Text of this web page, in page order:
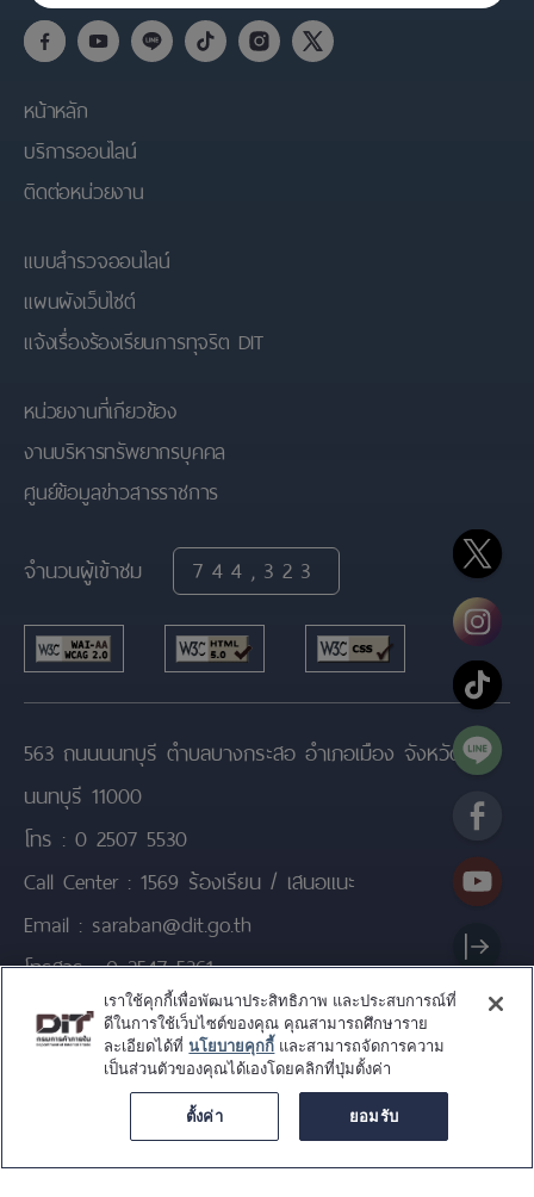
หน้าหลัก
บริการออนไลน์
ติดต่อหน่วยงาน
แบบสำรวจออนไลน์
แผนผังเว็บไซต์
แจ้งเรื่องร้องเรียนการทุจริต DIT
หน่วยงานที่เกียวข้อง
งานบริหารทรัพยากรบุคคล
ศูนย์ข้อมูลข่าวสารราชการ
จำนวนผู้เข้าชม 744,323
563 ถนนนนทบุรี ตำบลบางกระสอ อำเภอเมือง จังหวัด
นนทบุรี 11000
โทร : 0 2507 5530
Call Center : 1569 ร้องเรียน / เสนอแนะ
Email : saraban@dit.go.th
โทรสาร :0 2547 5361
สงวนลิขสิทธิ์ © 2025 กรมการค้าภายใน
เงื่อนไขการใช้งานเว็บไซต์ นโยบายเว็บไซต์
นโยบายการคุ้มครองข้อมูลส่วนบุคคล
นโยบายการรักษาความมั่นคงปลอดภัยของเว็บไซต์
เราใช้คุกกี้เพื่อพัฒนาประสิทธิภาพ และประสบการณ์ที่
ดีในการใช้เว็บไซต์ของคุณ คุณสามารถศึกษาราย
ละเอียดได้ที่นโยบายคุกกี้ และสามารถจัดการความ
เป็นส่วนตัวของคุณได้เองโดยคลิกที่ปุ่มตั้งค่า
ตั้งค่า ยอมรับ